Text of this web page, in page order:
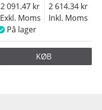
Exkl. Moms
2 091.47
Inkl. Moms
2 614.34
På lager
KØB